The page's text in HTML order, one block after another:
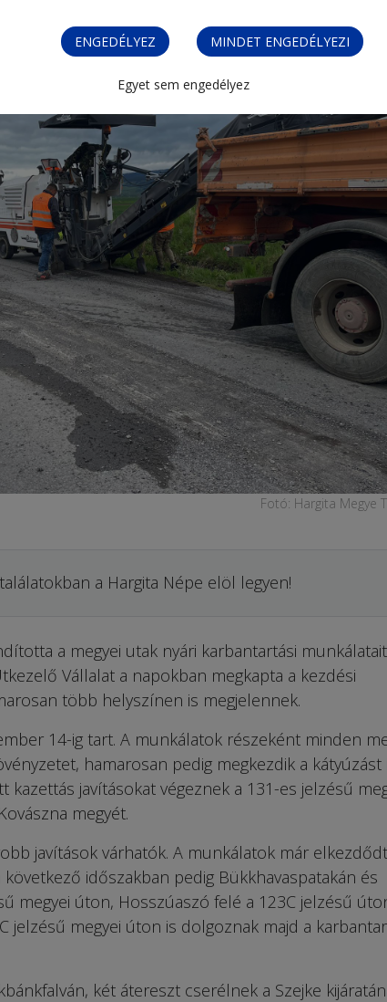
ENGEDÉLYEZ MINDET ENGEDÉLYEZI
Egyet sem engedélyez
Fotó: Hargita Megye
a Hargita Népe elöl legyen!
a megyei utak nyári karbantartási
Vállalat a napokban megkapta a kezdési
több helyszínen is megjelennek.
14-ig tart. A munkálatok részeként minden
hamarosan pedig megkezdik a kátyúzást
javításokat végeznek a 131-es jelzésű
megyét.
javítások várhatók. A munkálatok már
időszakban pedig Bükkhavaspatakán és
megyei úton, Hosszúaszó felé a 123C jelzésű
jelzésű megyei úton is dolgoznak majd a
két átereszt cserélnek a Szejke